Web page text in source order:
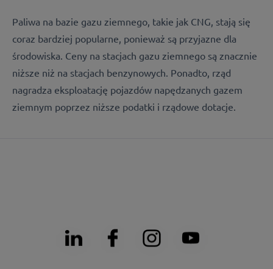
Paliwa na bazie gazu ziemnego, takie jak CNG, stają się
coraz bardziej popularne, ponieważ są przyjazne dla
środowiska. Ceny na stacjach gazu ziemnego są znacznie
niższe niż na stacjach benzynowych. Ponadto, rząd
nagradza eksploatację pojazdów napędzanych gazem
ziemnym poprzez niższe podatki i rządowe dotacje.